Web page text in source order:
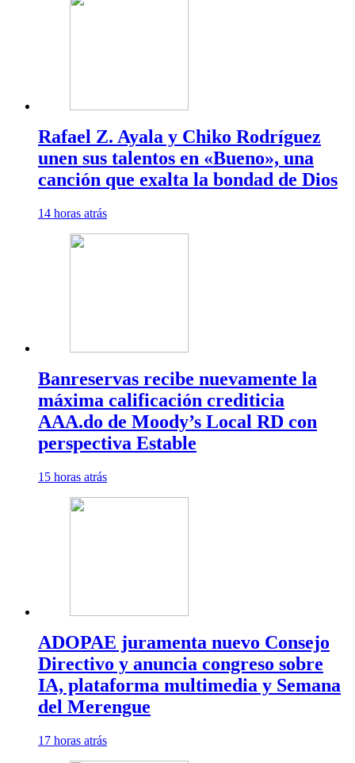
Rafael Z. Ayala y Chiko Rodríguez
unen sus talentos en «Bueno», una
canción que exalta la bondad de Dios
14 horas atrás
Banreservas recibe nuevamente la
máxima calificación crediticia
AAA.do de Moody’s Local RD con
perspectiva Estable
15 horas atrás
ADOPAE juramenta nuevo Consejo
Directivo y anuncia congreso sobre
IA, plataforma multimedia y Semana
del Merengue
17 horas atrás